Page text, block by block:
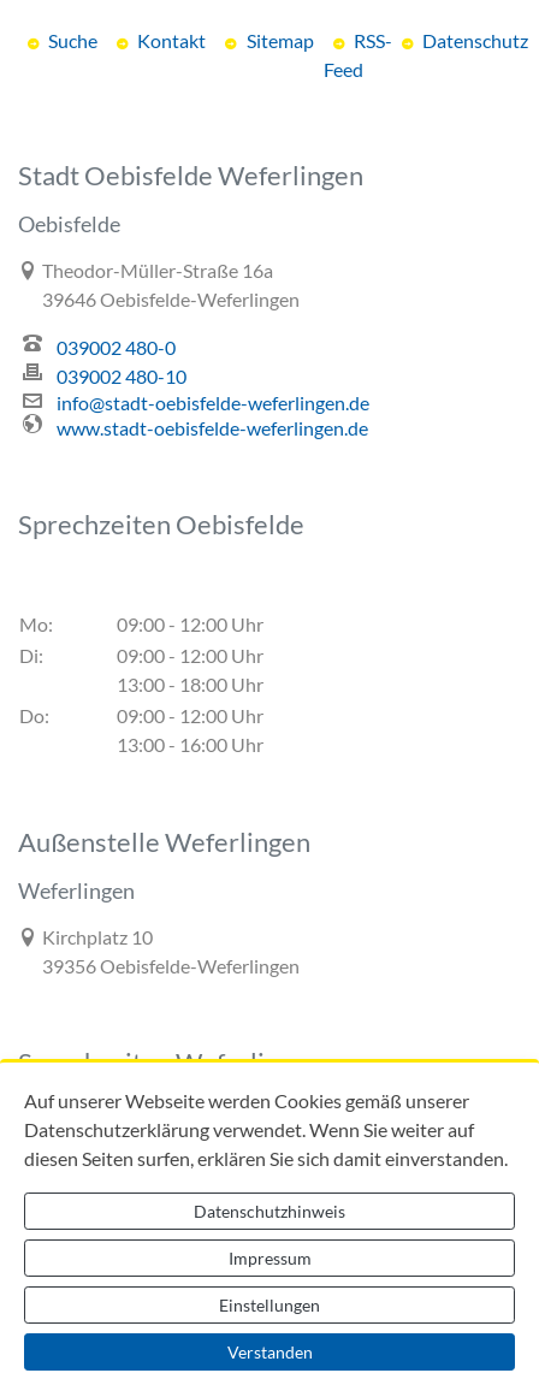
Auf unserer Webseite werden Cookies gemäß unserer
Datenschutzerklärung verwendet. Wenn Sie weiter auf
diesen Seiten surfen, erklären Sie sich damit einverstanden.
Datenschutzhinweis
Impressum
Einstellungen
Verstanden
Suche Kontakt Sitemap
RSS-
Feed
Datenschutz
Stadt Oebisfelde Weferlingen
Oebisfelde
Link zur Google-Maps Navigation
Theodor-Müller-Straße 16a
39646 Oebisfelde-Weferlingen
039002 480-0
039002 480-10
info@stadt-oebisfelde-weferlingen.de
www.stadt-oebisfelde-weferlingen.de
Sprechzeiten Oebisfelde
Mo:
09:00 - 12:00 Uhr
Di:
09:00 - 12:00 Uhr
13:00 - 18:00 Uhr
Do:
09:00 - 12:00 Uhr
13:00 - 16:00 Uhr
Außenstelle Weferlingen
Weferlingen
Link zur Google-Maps Navigation
Kirchplatz 10
39356 Oebisfelde-Weferlingen
Sprechzeiten Weferlingen
Mo:
09:00 - 12:00 Uhr
Di:
09:00 - 12:00 Uhr
13:00 - 18:00 Uhr
09:00 - 12:00 Uhr
13:00 - 16:00 Uhr